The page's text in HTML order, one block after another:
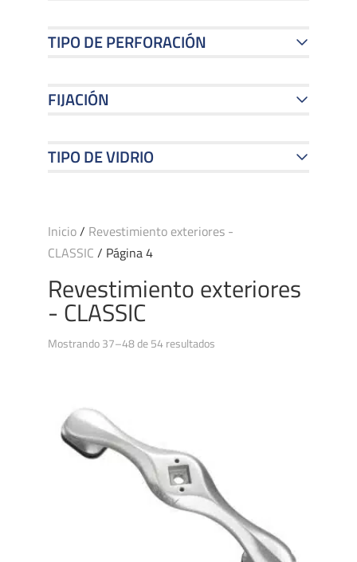
Inicio/ Revestimiento exteriores -
CLASSIC / Página 4
Revestimiento exteriores
- CLASSIC
Mostrando 37–48 de 54 resultados
TIPO DE PERFORACIÓN
FIJACIÓN
TIPO DE VIDRIO